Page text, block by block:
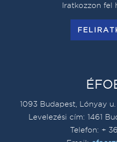
Iratkozzon fel
1093 Budapest, Lónyay u.
Levelezési cím: 1461
Telefon: + 36